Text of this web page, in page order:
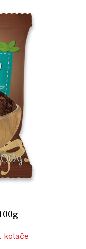
kolače